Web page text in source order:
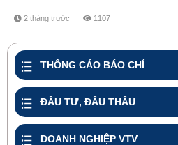
2 tháng trước 1107
THÔNG CÁO BÁO CHÍ
ĐẦU TƯ, ĐẤU THẤU
DOANH NGHIỆP VTV